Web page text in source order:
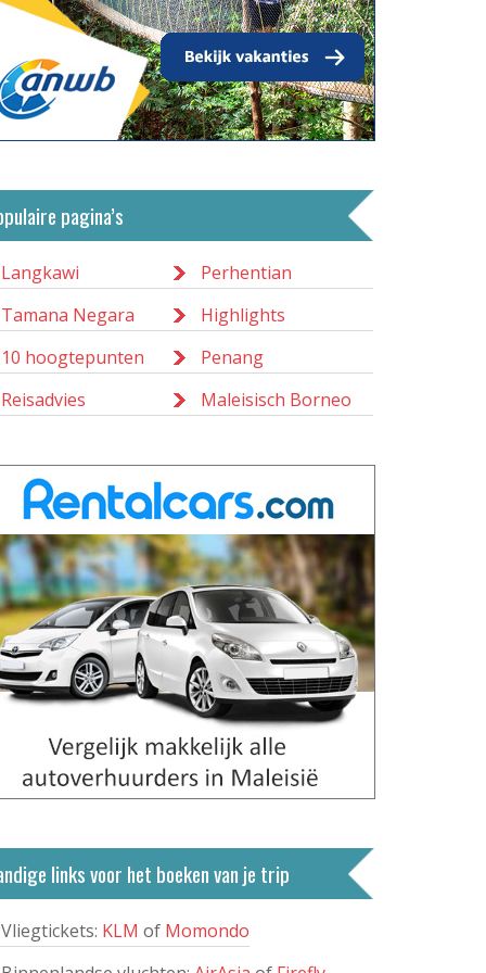
pagina’s
Langkawi
Perhentian
Tamana Negara
Highlights
10 hoogtepunten
Penang
Reisadvies
Maleisisch Borneo
links voor het boeken van je trip
Vliegtickets: KLM of Momondo